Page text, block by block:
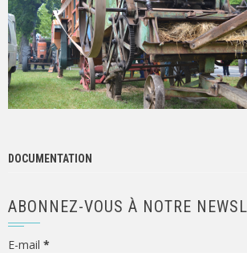
DOCUMENTATION
ABONNEZ-VOUS À NOTRE
E-mail *